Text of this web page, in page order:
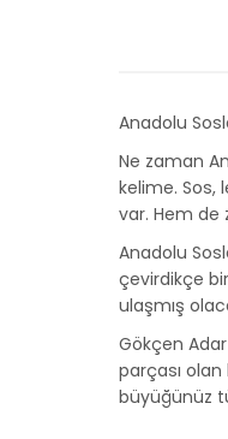
Anadolu
Ne zaman
kelime. Sos,
var. Hem de
Anadolu
çevirdikçe
ulaşmış
Gökçen
parçası olan
büyüğünüz